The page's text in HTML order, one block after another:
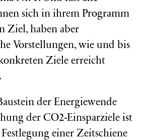
sich in ihrem Programm
Ziel, haben aber
Vorstellungen, wie und bis
Ziele erreicht
der Energiewende
der CO2-Einsparziele ist
einer Zeitschiene